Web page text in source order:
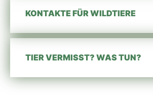
KONTAKTE FÜR WILDTIERE
TIER VERMISST? WAS TUN?